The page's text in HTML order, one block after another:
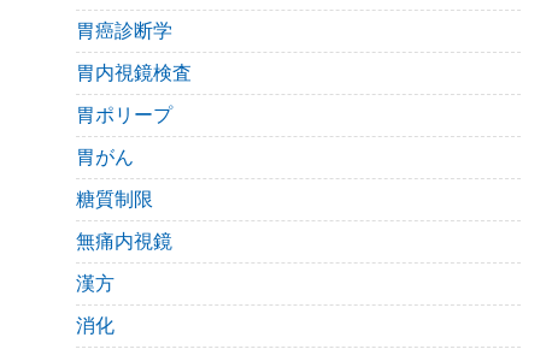
胃癌診断学
胃内視鏡検査
胃ポリープ
胃がん
糖質制限
無痛内視鏡
漢方
消化